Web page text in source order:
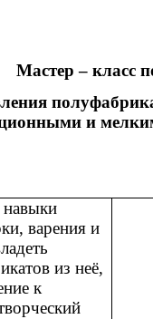
Мастер – класс
и
навыки
варения и
из неё,
к